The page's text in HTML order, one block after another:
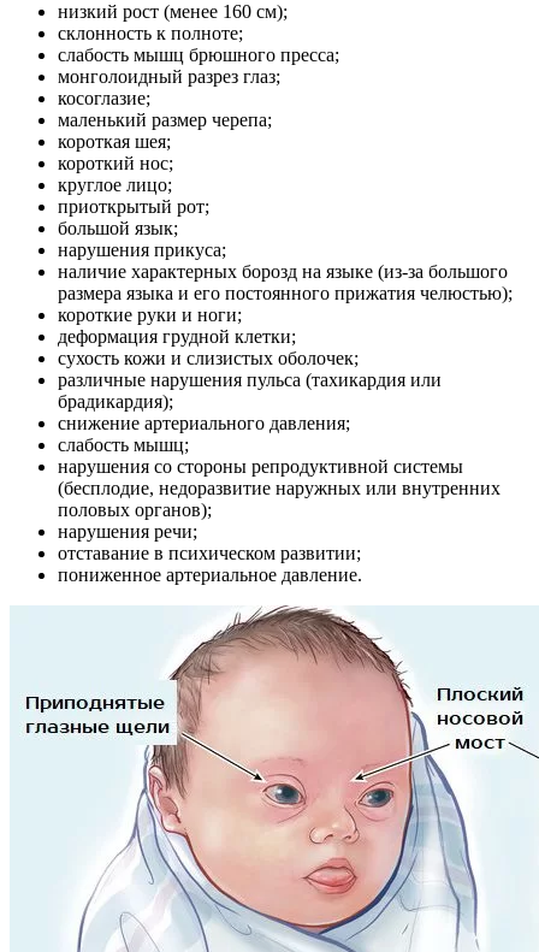
низкий рост (менее 160 см);
склонность к полноте;
слабость мышц брюшного пресса;
монголоидный разрез глаз;
косоглазие;
маленький размер черепа;
короткая шея;
короткий нос;
круглое лицо;
приоткрытый рот;
большой язык;
нарушения прикуса;
наличие характерных борозд на языке (из-за большого
размера языка и его постоянного прижатия челюстью);
короткие руки и ноги;
деформация грудной клетки;
сухость кожи и слизистых оболочек;
различные нарушения пульса (тахикардия или
брадикардия);
снижение артериального давления;
слабость мышц;
нарушения со стороны репродуктивной системы
(бесплодие, недоразвитие наружных или внутренних
половых органов);
нарушения речи;
отставание в психическом развитии;
пониженное артериальное давление.